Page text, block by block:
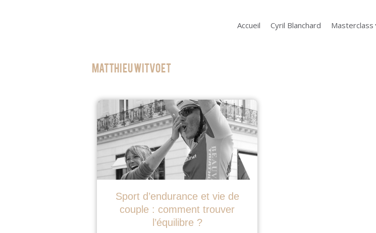
Accueil Cyril Blanchard Masterclass
Matthieu witvoet
Sport d’endurance et vie de
couple : comment trouver
l’équilibre ?